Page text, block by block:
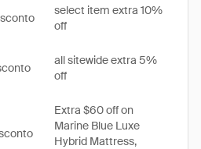
select item extra 10%
off
all sitewide extra 5%
off
Extra $60 off on
Marine Blue Luxe
Hybrid Mattress,